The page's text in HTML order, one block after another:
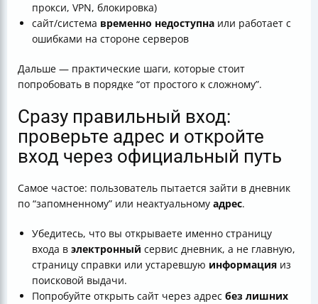
прокси, VPN, блокировка)
сайт/система временно недоступна или работает с
ошибками на стороне серверов
Дальше — практические шаги, которые стоит
попробовать в порядке “от простого к сложному”.
Сразу правильный вход:
проверьте адрес и откройте
вход через официальный путь
Самое частое: пользователь пытается зайти в дневник
по “запомненному” или неактуальному адрес.
Убедитесь, что вы открываете именно страницу
входа в электронный сервис дневник, а не главную,
страницу справки или устаревшую информация из
поисковой выдачи.
Попробуйте открыть сайт через адрес без лишних